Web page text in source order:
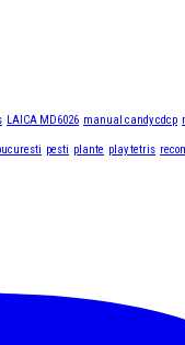
LAICA MD6026 manual candy cdcp
pesti plante play tetris